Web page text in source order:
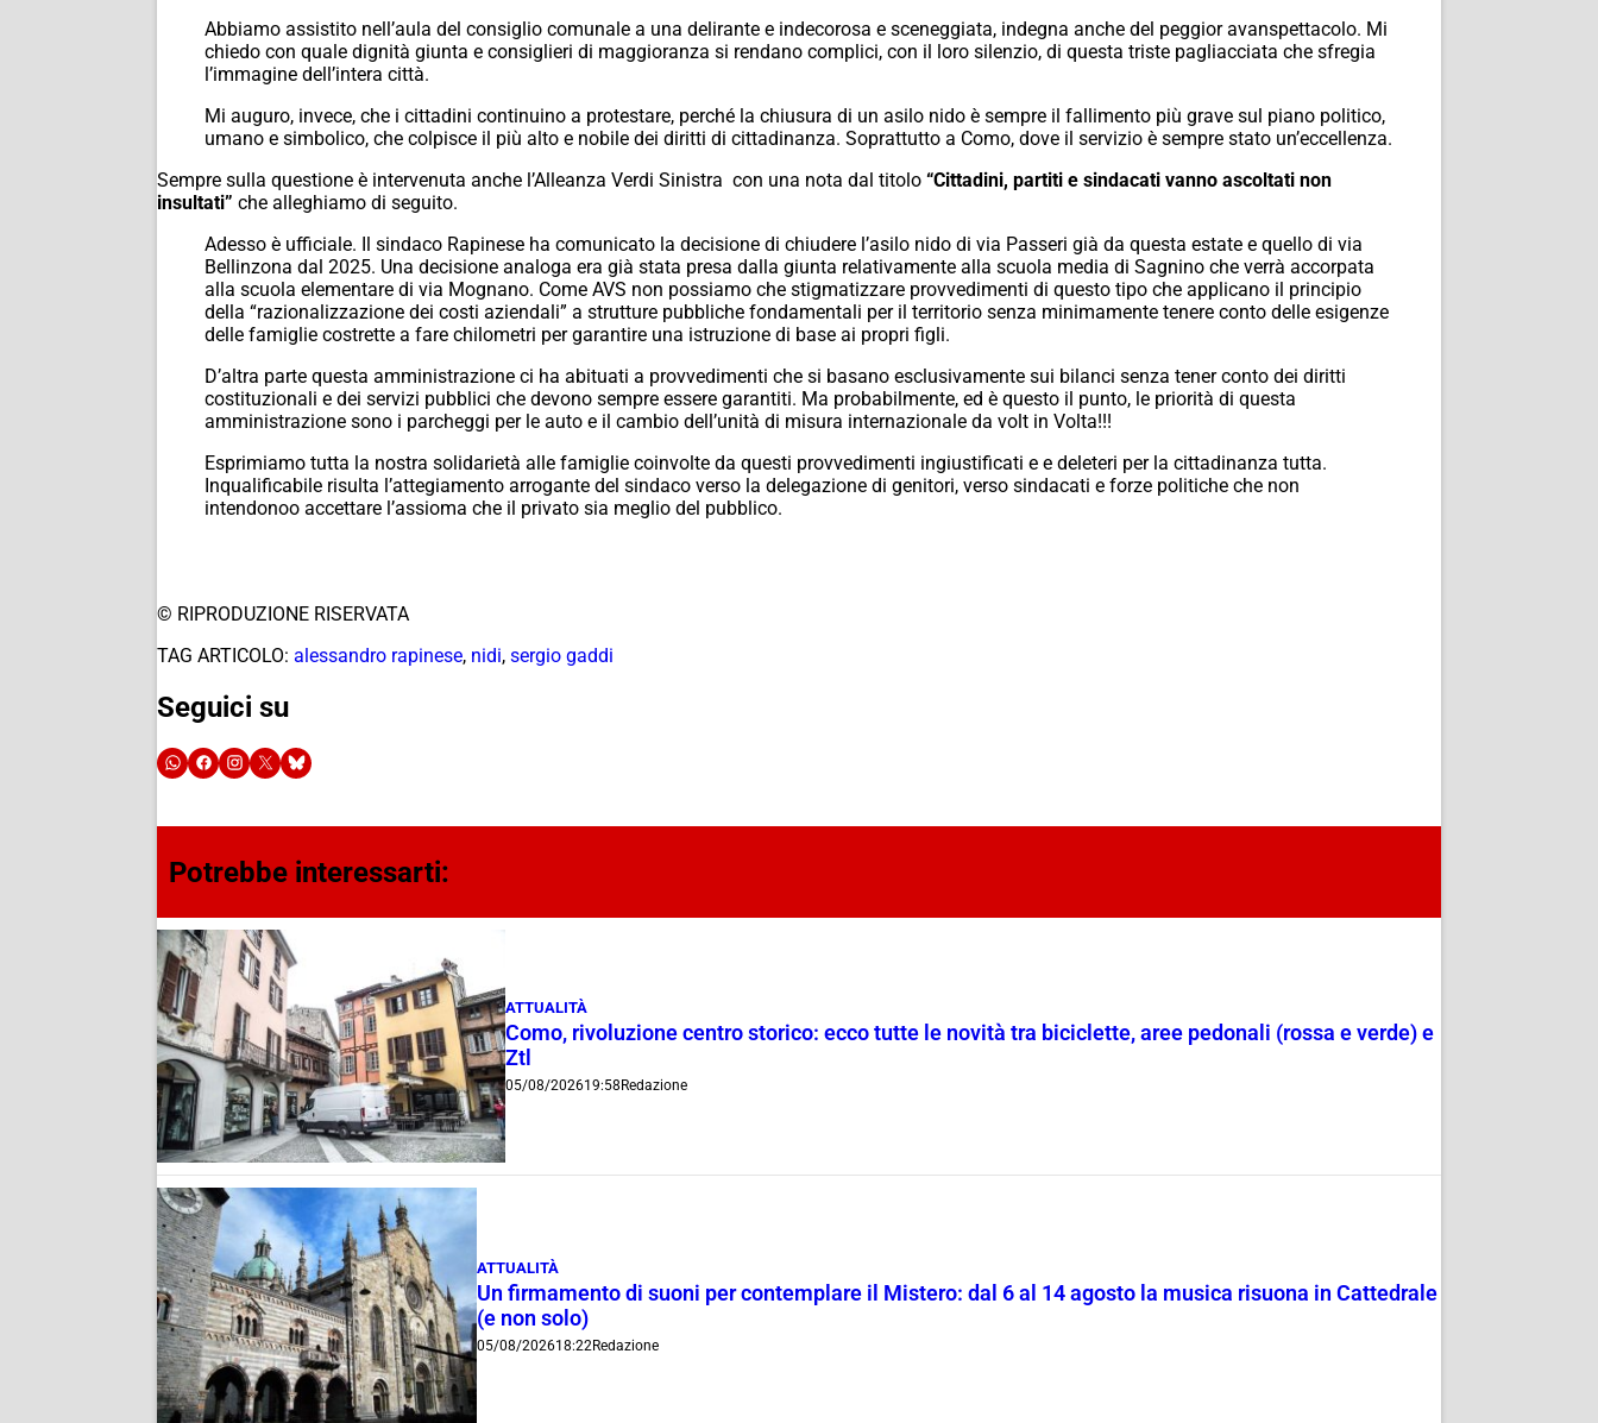
Abbiamo assistito nell’aula del consiglio comunale a una delirante e indecorosa e sceneggiata, indegna anche del peggior avanspettacolo. Mi
chiedo con quale dignità giunta e consiglieri di maggioranza si rendano complici, con il loro silenzio, di questa triste pagliacciata che sfregia
l’immagine dell’intera città.
Mi auguro, invece, che i cittadini continuino a protestare, perché la chiusura di un asilo nido è sempre il fallimento più grave sul piano politico,
umano e simbolico, che colpisce il più alto e nobile dei diritti di cittadinanza. Soprattutto a Como, dove il servizio è sempre stato un’eccellenza.
Sempre sulla questione è intervenuta anche l’Alleanza Verdi Sinistra con una nota dal titolo “Cittadini, partiti e sindacati vanno ascoltati non
insultati” che alleghiamo di seguito.
Adesso è ufficiale. Il sindaco Rapinese ha comunicato la decisione di chiudere l’asilo nido di via Passeri già da questa estate e quello di via
Bellinzona dal 2025. Una decisione analoga era già stata presa dalla giunta relativamente alla scuola media di Sagnino che verrà accorpata
alla scuola elementare di via Mognano. Come AVS non possiamo che stigmatizzare provvedimenti di questo tipo che applicano il principio
della “razionalizzazione dei costi aziendali” a strutture pubbliche fondamentali per il territorio senza minimamente tenere conto delle esigenze
delle famiglie costrette a fare chilometri per garantire una istruzione di base ai propri figli.
D’altra parte questa amministrazione ci ha abituati a provvedimenti che si basano esclusivamente sui bilanci senza tener conto dei diritti
costituzionali e dei servizi pubblici che devono sempre essere garantiti. Ma probabilmente, ed è questo il punto, le priorità di questa
amministrazione sono i parcheggi per le auto e il cambio dell’unità di misura internazionale da volt in Volta!!!
Esprimiamo tutta la nostra solidarietà alle famiglie coinvolte da questi provvedimenti ingiustificati e e deleteri per la cittadinanza tutta.
Inqualificabile risulta l’attegiamento arrogante del sindaco verso la delegazione di genitori, verso sindacati e forze politiche che non
intendonoo accettare l’assioma che il privato sia meglio del pubblico.
© RIPRODUZIONE RISERVATA
TAG ARTICOLO: alessandro rapinese, nidi, sergio gaddi
Seguici su
Potrebbe interessarti:
ATTUALITÀ
Como, rivoluzione centro storico: ecco tutte le novità tra biciclette, aree pedonali (rossa e verde) e
Ztl
05/08/202619:58Redazione
ATTUALITÀ
Un firmamento di suoni per contemplare il Mistero: dal 6 al 14 agosto la musica risuona in Cattedrale
(e non solo)
05/08/202618:22Redazione